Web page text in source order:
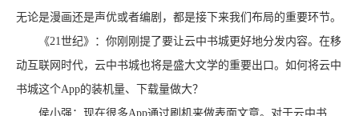
无论是漫画还是声优或者编剧，都是接下来我们布局的重要环节。
《21世纪》：你刚刚提了要让云中书城更好地分发内容。在移
动互联网时代，云中书城也将是盛大文学的重要出口。如何将云中
书城这个App的装机量、下载量做大？
侯小强：现在很多App通过刷机来做表面文章。对于云中书